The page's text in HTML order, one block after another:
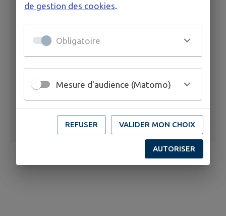
Arrêté 36/2025
de gestion des cookies.
Obligatoire
Mesure d'audience (Matomo)
REFUSER VALIDER MON CHOIX
AUTORISER